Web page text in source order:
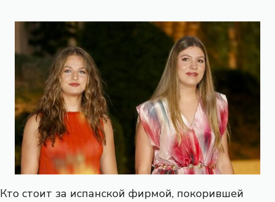
Кто стоит за испанской фирмой, покорившей